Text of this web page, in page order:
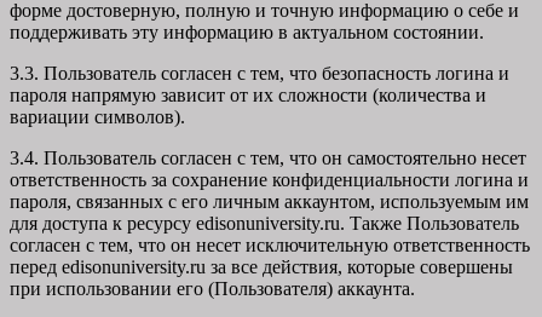
форме достоверную, полную и точную информацию о себе и
поддерживать эту информацию в актуальном состоянии.
3.3. Пользователь согласен с тем, что безопасность логина и
пароля напрямую зависит от их сложности (количества и
вариации символов).
3.4. Пользователь согласен с тем, что он самостоятельно несет
ответственность за сохранение конфиденциальности логина и
пароля, связанных с его личным аккаунтом, используемым им
для доступа к ресурсу edisonuniversity.ru. Также Пользователь
согласен с тем, что он несет исключительную ответственность
перед edisonuniversity.ru за все действия, которые совершены
при использовании его (Пользователя) аккаунта.